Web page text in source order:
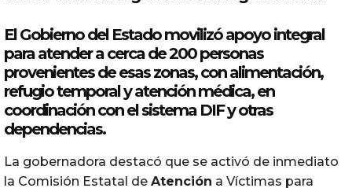
El Gobierno del Estado movilizó apoyo integral
para atender a cerca de 200 personas
provenientes de esas zonas, con alimentación,
refugio temporal yatenciónmédica, en
coordinación con el sistema DIF y otras
dependencias.
La gobernadora destacó que se activó de inmediato
la Comisión Estatal de Atención a Víctimas para